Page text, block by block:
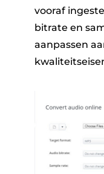
vooraf
bitrate en
aanpassen